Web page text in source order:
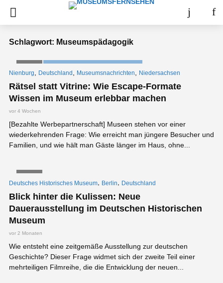
Schlagwort: Museumspädagogik
Nienburg Deutschland Museumsnachrichten Niedersachsen
Rätsel statt Vitrine: Wie Escape-Formate
Wissen im Museum erlebbar machen
vor 4 Wochen
[Bezahlte Werbepartnerschaft] Museen stehen vor einer
wiederkehrenden Frage: Wie erreicht man jüngere Besucher und
Familien, und wie hält man Gäste länger im Haus, ohne...
Deutsches Historisches Museum, Berlin, Deutschland
Blick hinter die Kulissen: Neue
Dauerausstellung im Deutschen Historischen
Museum
vor 2 Monaten
Wie entsteht eine zeitgemäße Ausstellung zur deutschen
Geschichte? Dieser Frage widmet sich der zweite Teil einer
mehrteiligen Filmreihe, die die Entwicklung der neuen...